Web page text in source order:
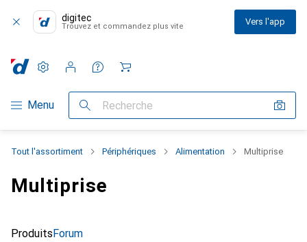
digitec
Trouvez et commandez plus vite Vers l'app
Navigation par catégorie
Menu Recherche
Paramètres
Compte client
Listes de comparaison
Listes d'envies
Panier
Tout l'assortiment Périphériques Alimentation Multiprise
Multiprise
ProduitsForum